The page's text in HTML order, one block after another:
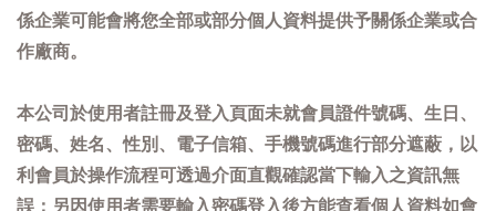
係企業可能會將您全部或部分個人資料提供予關係企業或合
作廠商。
本公司於使用者註冊及登入頁面未就會員證件號碼、生日、
密碼、姓名、性別、電子信箱、手機號碼進行部分遮蔽，以
利會員於操作流程可透過介面直觀確認當下輸入之資訊無
誤；另因使用者需要輸入密碼登入後方能查看個人資料如會